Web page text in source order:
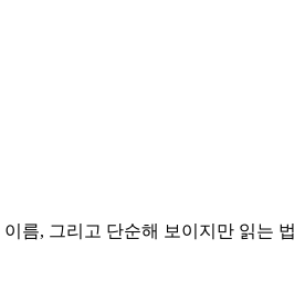
이름, 그리고 단순해 보이지만 읽는 법